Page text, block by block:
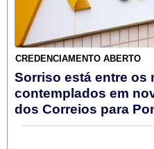
CREDENCIAMENTO ABERTO
Sorriso está entre os
contemplados em
dos Correios para